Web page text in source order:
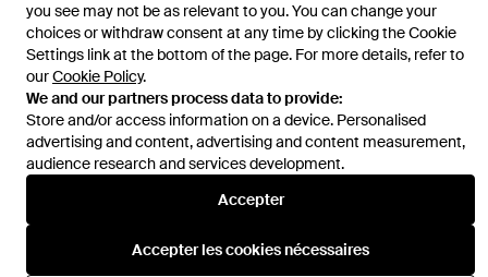
you see may not be as relevant to you. You can change your
choices or withdraw consent at any time by clicking the Cookie
Settings link at the bottom of the page. For more details, refer to
ourCookie Policy.
We and our partners process data to provide:
Store and/or access information on a device. Personalised
advertising and content, advertising and content measurement,
audience research and services development.
Accepter
Accepter les cookies nécessaires